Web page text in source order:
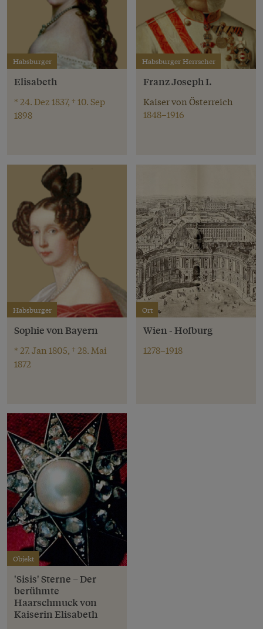
Habsburger
Elisabeth
* 24. Dez 1837, † 10. Sep
1898
Habsburger Herrscher
Franz Joseph I.
Kaiser von Österreich
1848–1916
Habsburger
Sophie von Bayern
* 27. Jan 1805, † 28. Mai
1872
Ort
Wien - Hofburg
1278–1918
Objekt
'Sisis' Sterne – Der
berühmte
Haarschmuck von
Kaiserin Elisabeth